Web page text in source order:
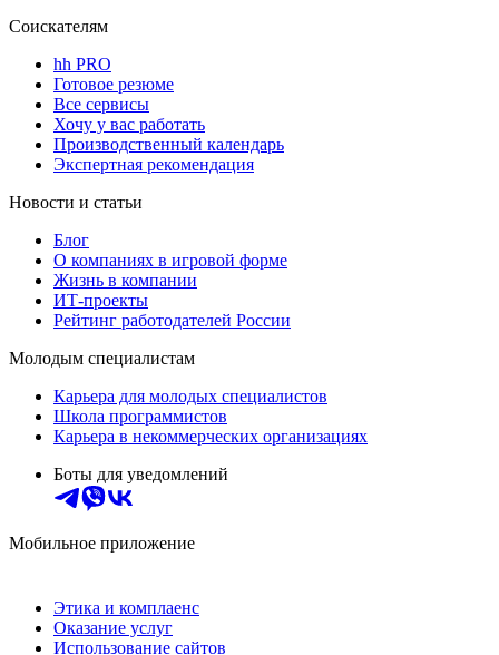
Соискателям
hh PRO
Готовое резюме
Все сервисы
Хочу у вас работать
Производственный календарь
Экспертная рекомендация
Новости и статьи
Блог
О компаниях в игровой форме
Жизнь в компании
ИТ-проекты
Рейтинг работодателей России
Молодым специалистам
Карьера для молодых специалистов
Школа программистов
Карьера в некоммерческих организациях
Боты для уведомлений
Мобильное приложение
Этика и комплаенс
Оказание услуг
Использование сайтов